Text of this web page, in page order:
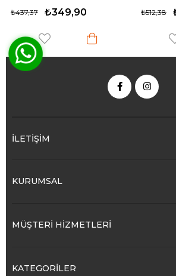
₺409,90
₺512,38
İLETİŞİM
KURUMSAL
MÜŞTERİ HİZMETLERİ
KATEGORİLER